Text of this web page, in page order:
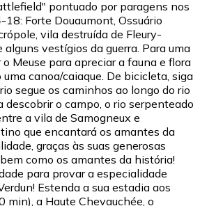
pontuado por paragens nos
Forte Douaumont, Ossuário
vila destruída de Fleury-
vestígios da guerra. Para uma
Meuse para apreciar a fauna e flora
canoa/caiaque. De bicicleta, siga
segue os caminhos ao longo do rio
descobrir o campo, o rio serpenteado
a vila de Samogneux e
que encantará os amantes da
graças às suas generosas
como os amantes da história!
para provar a especialidade
Estenda a sua estadia aos
min), a Haute Chevauchée, o